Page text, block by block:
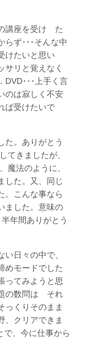
講座を受け た
らず･･･そんな中
けたいと思い
サリと覚えなく
･･･上手く言
のは寂しく不安
ば受けたいで
た。ありがとう
てきましたが、
魔法のように、
した。又、同じ
。こんな事なら
ました。意味の
年間ありがとう
日々の中で、
めモードでした
ってみようと思
の数問は それ
っくりそのまま
、クリアできま
で、今に仕事から